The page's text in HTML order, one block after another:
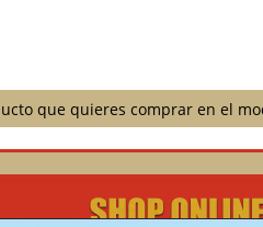
que quieres comprar en el